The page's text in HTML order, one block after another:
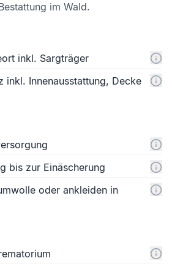
im Wald.
inkl. Sargträger
inkl. Innenausstattung, Decke
bis zur Einäscherung
oder ankleiden in